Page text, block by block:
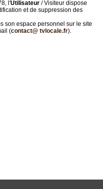
l'Utilisateur / Visiteur dispose
et de suppression des
son espace personnel sur le site
(contact@ tvlocale.fr).